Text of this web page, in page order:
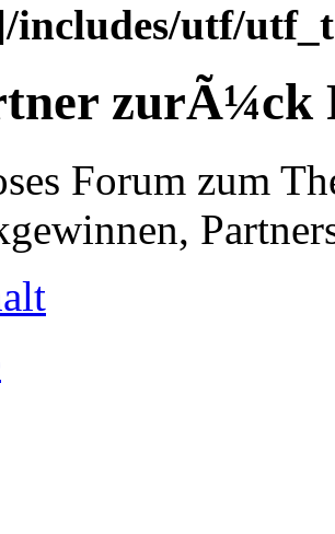
includes/utf/
zurÃ¼ck
Forum zum